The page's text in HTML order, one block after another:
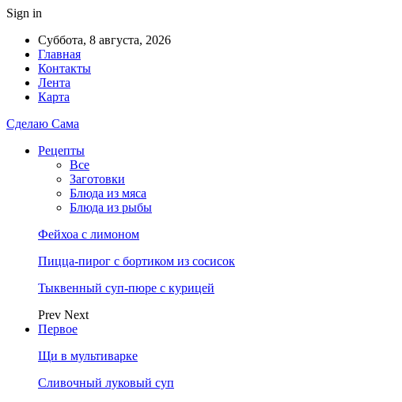
Sign in
Суббота, 8 августа, 2026
Главная
Контакты
Лента
Карта
Сделаю Сама
Рецепты
Все
Заготовки
Блюда из мяса
Блюда из рыбы
Фейхоа с лимоном
Пицца-пирог с бортиком из сосисок
Тыквенный суп-пюре с курицей
Prev Next
Первое
Щи в мультиварке
Сливочный луковый суп